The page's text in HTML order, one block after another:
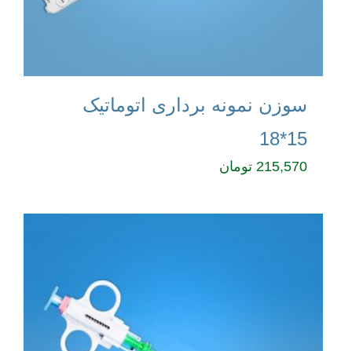
سوزن نمونه برداری اتوماتیک
15*18
215,570 تومان